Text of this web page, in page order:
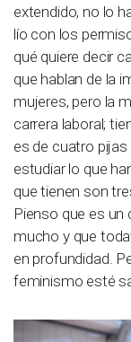
extendido, no lo
lío con los
qué quiere decir
que hablan de la
mujeres, pero la
carrera laboral;
es de cuatro pijas
estudiar lo que
que tienen son
Pienso que es
mucho y que
en profundidad.
feminismo esté